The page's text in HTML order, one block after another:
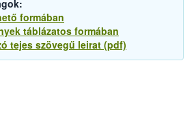
formában
táblázatos formában
tejes szövegű leirat (pdf)